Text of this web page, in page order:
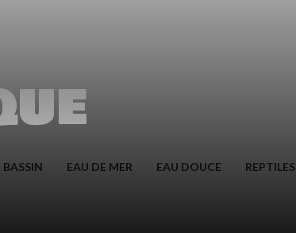
BASSIN EAU DE MER EAU DOUCE REPTILES